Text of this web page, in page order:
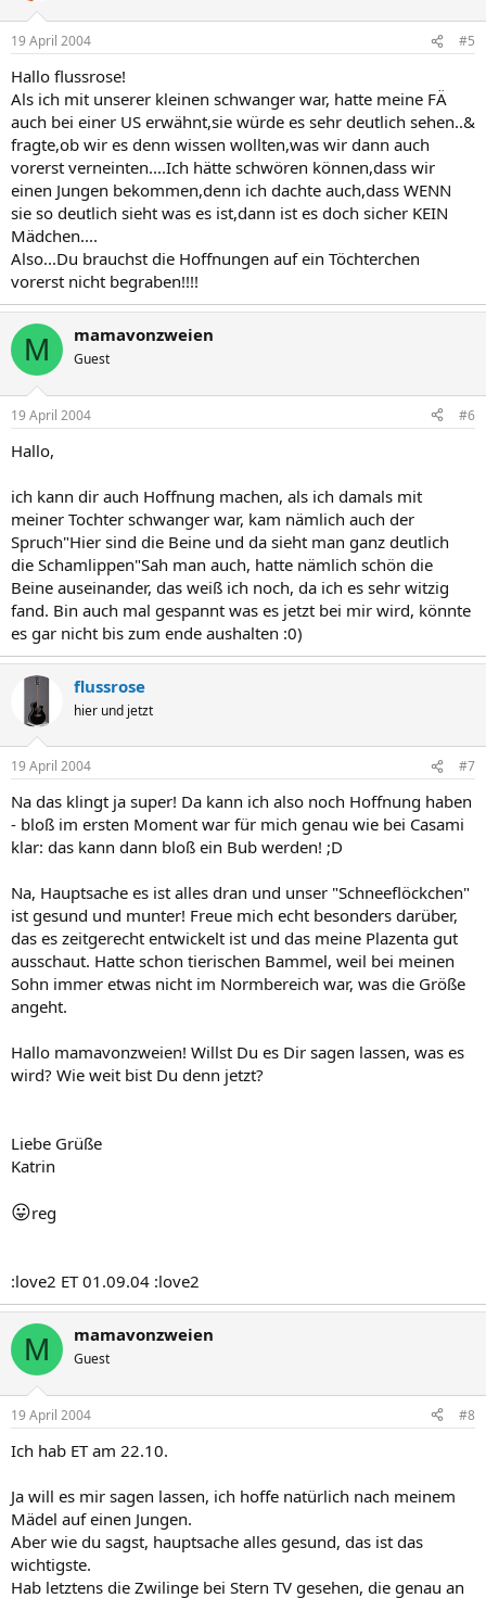
19 April 2004 #5
Hallo flussrose!
Als ich mit unserer kleinen schwanger war, hatte meine FÄ
auch bei einer US erwähnt,sie würde es sehr deutlich sehen..&
fragte,ob wir es denn wissen wollten,was wir dann auch
vorerst verneinten....Ich hätte schwören können,dass wir
einen Jungen bekommen,denn ich dachte auch,dass WENN
sie so deutlich sieht was es ist,dann ist es doch sicher KEIN
Mädchen....
Also...Du brauchst die Hoffnungen auf ein Töchterchen
vorerst nicht begraben!!!!
M mamavonzweien
Guest
19 April 2004 #6
Hallo,
ich kann dir auch Hoffnung machen, als ich damals mit
meiner Tochter schwanger war, kam nämlich auch der
Spruch"Hier sind die Beine und da sieht man ganz deutlich
die Schamlippen"Sah man auch, hatte nämlich schön die
Beine auseinander, das weiß ich noch, da ich es sehr witzig
fand. Bin auch mal gespannt was es jetzt bei mir wird, könnte
es gar nicht bis zum ende aushalten :0)
flussrose
hier und jetzt
19 April 2004 #7
Na das klingt ja super! Da kann ich also noch Hoffnung haben
- bloß im ersten Moment war für mich genau wie bei Casami
klar: das kann dann bloß ein Bub werden! ;D
Na, Hauptsache es ist alles dran und unser "Schneeflöckchen"
ist gesund und munter! Freue mich echt besonders darüber,
das es zeitgerecht entwickelt ist und das meine Plazenta gut
ausschaut. Hatte schon tierischen Bammel, weil bei meinen
Sohn immer etwas nicht im Normbereich war, was die Größe
angeht.
Hallo mamavonzweien! Willst Du es Dir sagen lassen, was es
wird? Wie weit bist Du denn jetzt?
Liebe Grüße
Katrin
😛reg
:love2 ET 01.09.04 :love2
M mamavonzweien
Guest
19 April 2004 #8
Ich hab ET am 22.10.
Ja will es mir sagen lassen, ich hoffe natürlich nach meinem
Mädel auf einen Jungen.
Aber wie du sagst, hauptsache alles gesund, das ist das
wichtigste.
Hab letztens die Zwilinge bei Stern TV gesehen, die genau an